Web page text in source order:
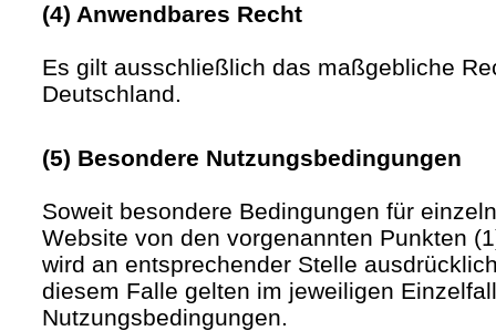
(4) Anwendbares Recht
Es gilt ausschließlich das maßgebliche
Deutschland.
(5) Besondere Nutzungsbedingungen
Soweit besondere Bedingungen für
Website von den vorgenannten Punkten
wird an entsprechender Stelle
diesem Falle gelten im jeweiligen
Nutzungsbedingungen.